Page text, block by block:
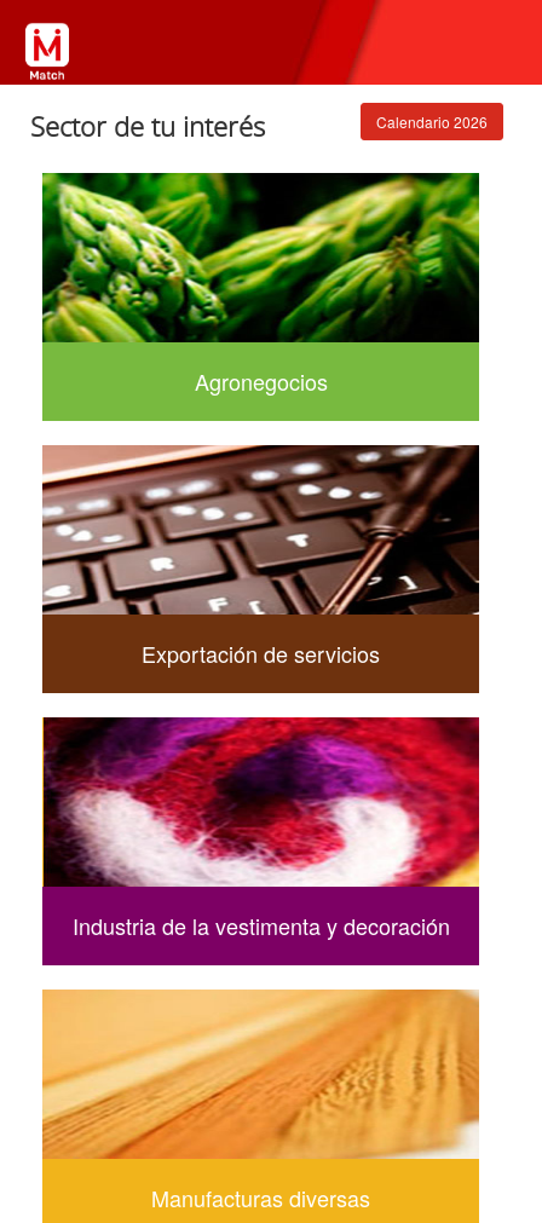
Sector de tu interés Calendario 2026
Agronegocios
Exportación de servicios
Industria de la vestimenta y decoración
Manufacturas diversas